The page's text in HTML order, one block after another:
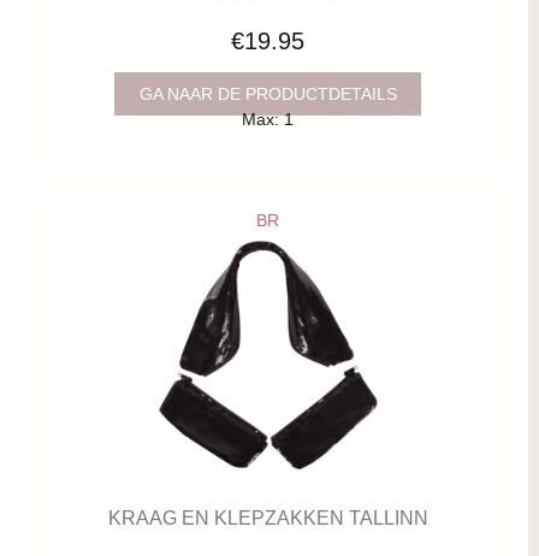
€19.95
GA NAAR DE PRODUCTDETAILS
Max: 1
BR
KRAAG EN KLEPZAKKEN TALLINN